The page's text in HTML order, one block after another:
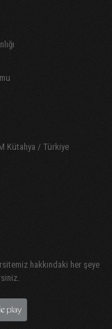
Kütahya / Türkiye
hakkındaki her şeye